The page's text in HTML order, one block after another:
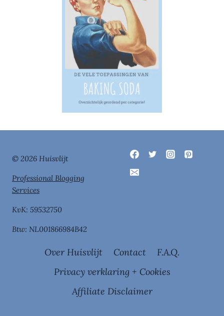
© 2026 Huisvlijt
Professional Blogging
Services
KvK: 59532750
Btw: NL001866984B42
Over Huisvlijt Contact
F.A.Q.
Privacy verklaring + Cookies
Affiliate Disclaimer